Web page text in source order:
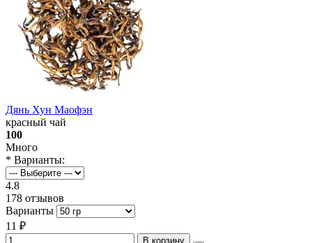
Дянь Хун Маофэн
красный чай
100
Много
* Варианты:
4.8
178 отзывов
Варианты
11 ₽
В корзину